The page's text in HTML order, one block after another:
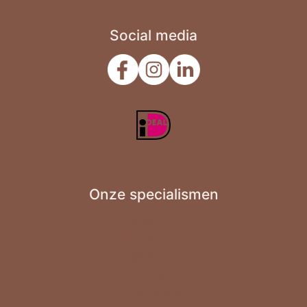
Social media
Onze specialismen